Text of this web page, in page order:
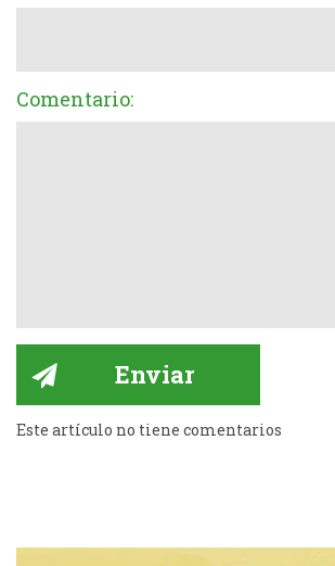
Comentario:
Este artículo no tiene comentarios